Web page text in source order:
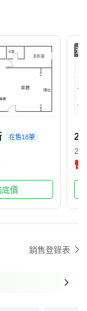
在售18筆
底價
查
2
暫
銷售登錄表